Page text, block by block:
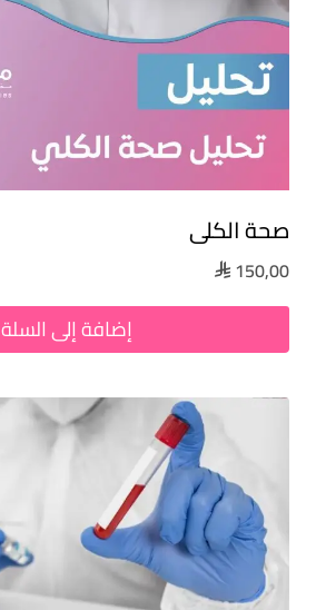
صحة الكلى
 150,00
إضافة إلى السلة